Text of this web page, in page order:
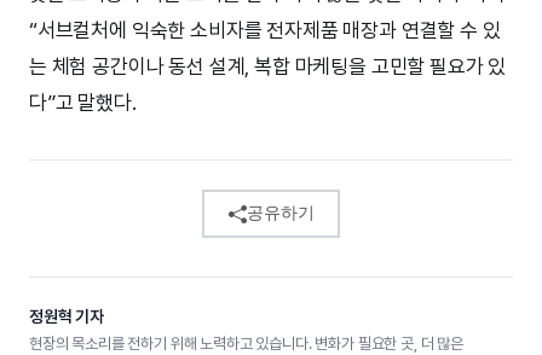
“서브컬처에 익숙한 소비자를 전자제품 매장과 연결할 수 있
는 체험 공간이나 동선 설계, 복합 마케팅을 고민할 필요가 있
다”고 말했다.
공유하기
정원혁 기자
현장의 목소리를 전하기 위해 노력하고 있습니다. 변화가 필요한 곳, 더 많은